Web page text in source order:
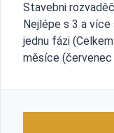
Stavebni
Nejlépe s 3 a více
jednu fázi
měsíce (červenec